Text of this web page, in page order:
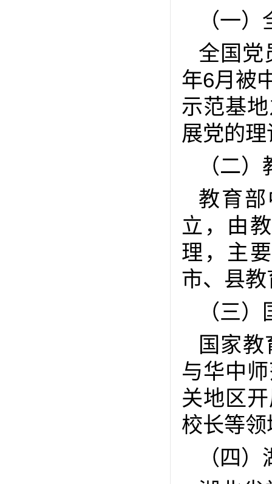
（一
全国党
年6月被
示范基
展党的
（二
教育
立，由
理，主
市、县
（三
国家
与华中
关地区
校长等
（四